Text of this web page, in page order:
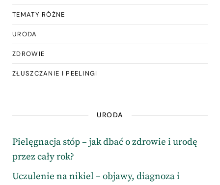
TEMATY RÓŻNE
URODA
ZDROWIE
ZŁUSZCZANIE I PEELINGI
URODA
Pielęgnacja stóp – jak dbać o zdrowie i urodę
przez cały rok?
Uczulenie na nikiel – objawy, diagnoza i